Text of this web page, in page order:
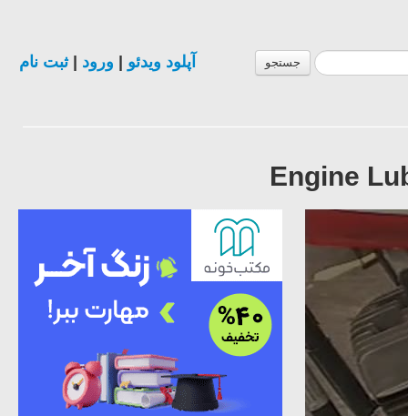
جستجو آپلود ویدئو ورود |ثبت نام